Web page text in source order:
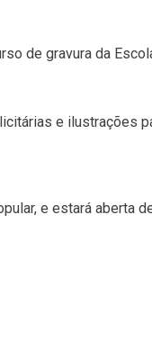
de gravura da
e ilustrações
e estará